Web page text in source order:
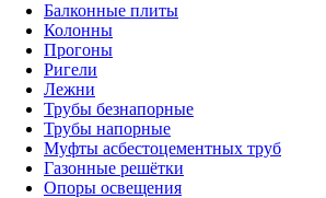
Балконные плиты
Колонны
Прогоны
Ригели
Лежни
Трубы безнапорные
Трубы напорные
Муфты асбестоцементных труб
Газонные решётки
Опоры освещения